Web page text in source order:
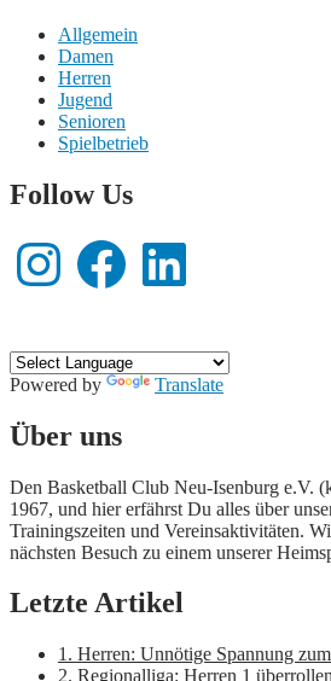
Allgemein
Damen
Herren
Jugend
Senioren
Spielbetrieb
Follow Us
Instagram FacebookLinkedIn
Powered by Translate
Hier wird Basketball
Über uns
Den Basketball Club Neu-Isenburg e.V.
1967, und hier erfährst Du alles über
Trainingszeiten und Vereinsaktivitäten.
nächsten Besuch zu einem unserer
Letzte Artikel
1. Herren: Unnötige Spannung
2. Regionalliga: Herren 1